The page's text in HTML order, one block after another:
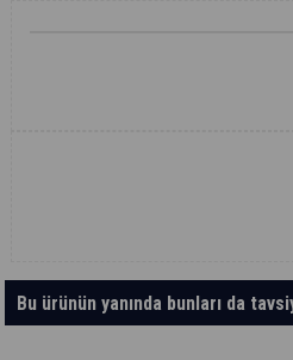
Bu ürünün yanında bunları da